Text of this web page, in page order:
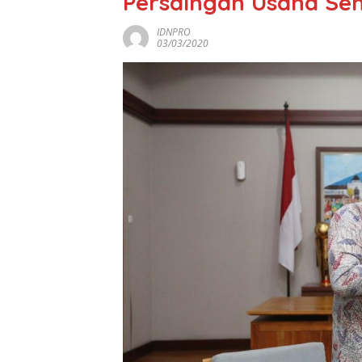
IDNPRO
03/03/2020